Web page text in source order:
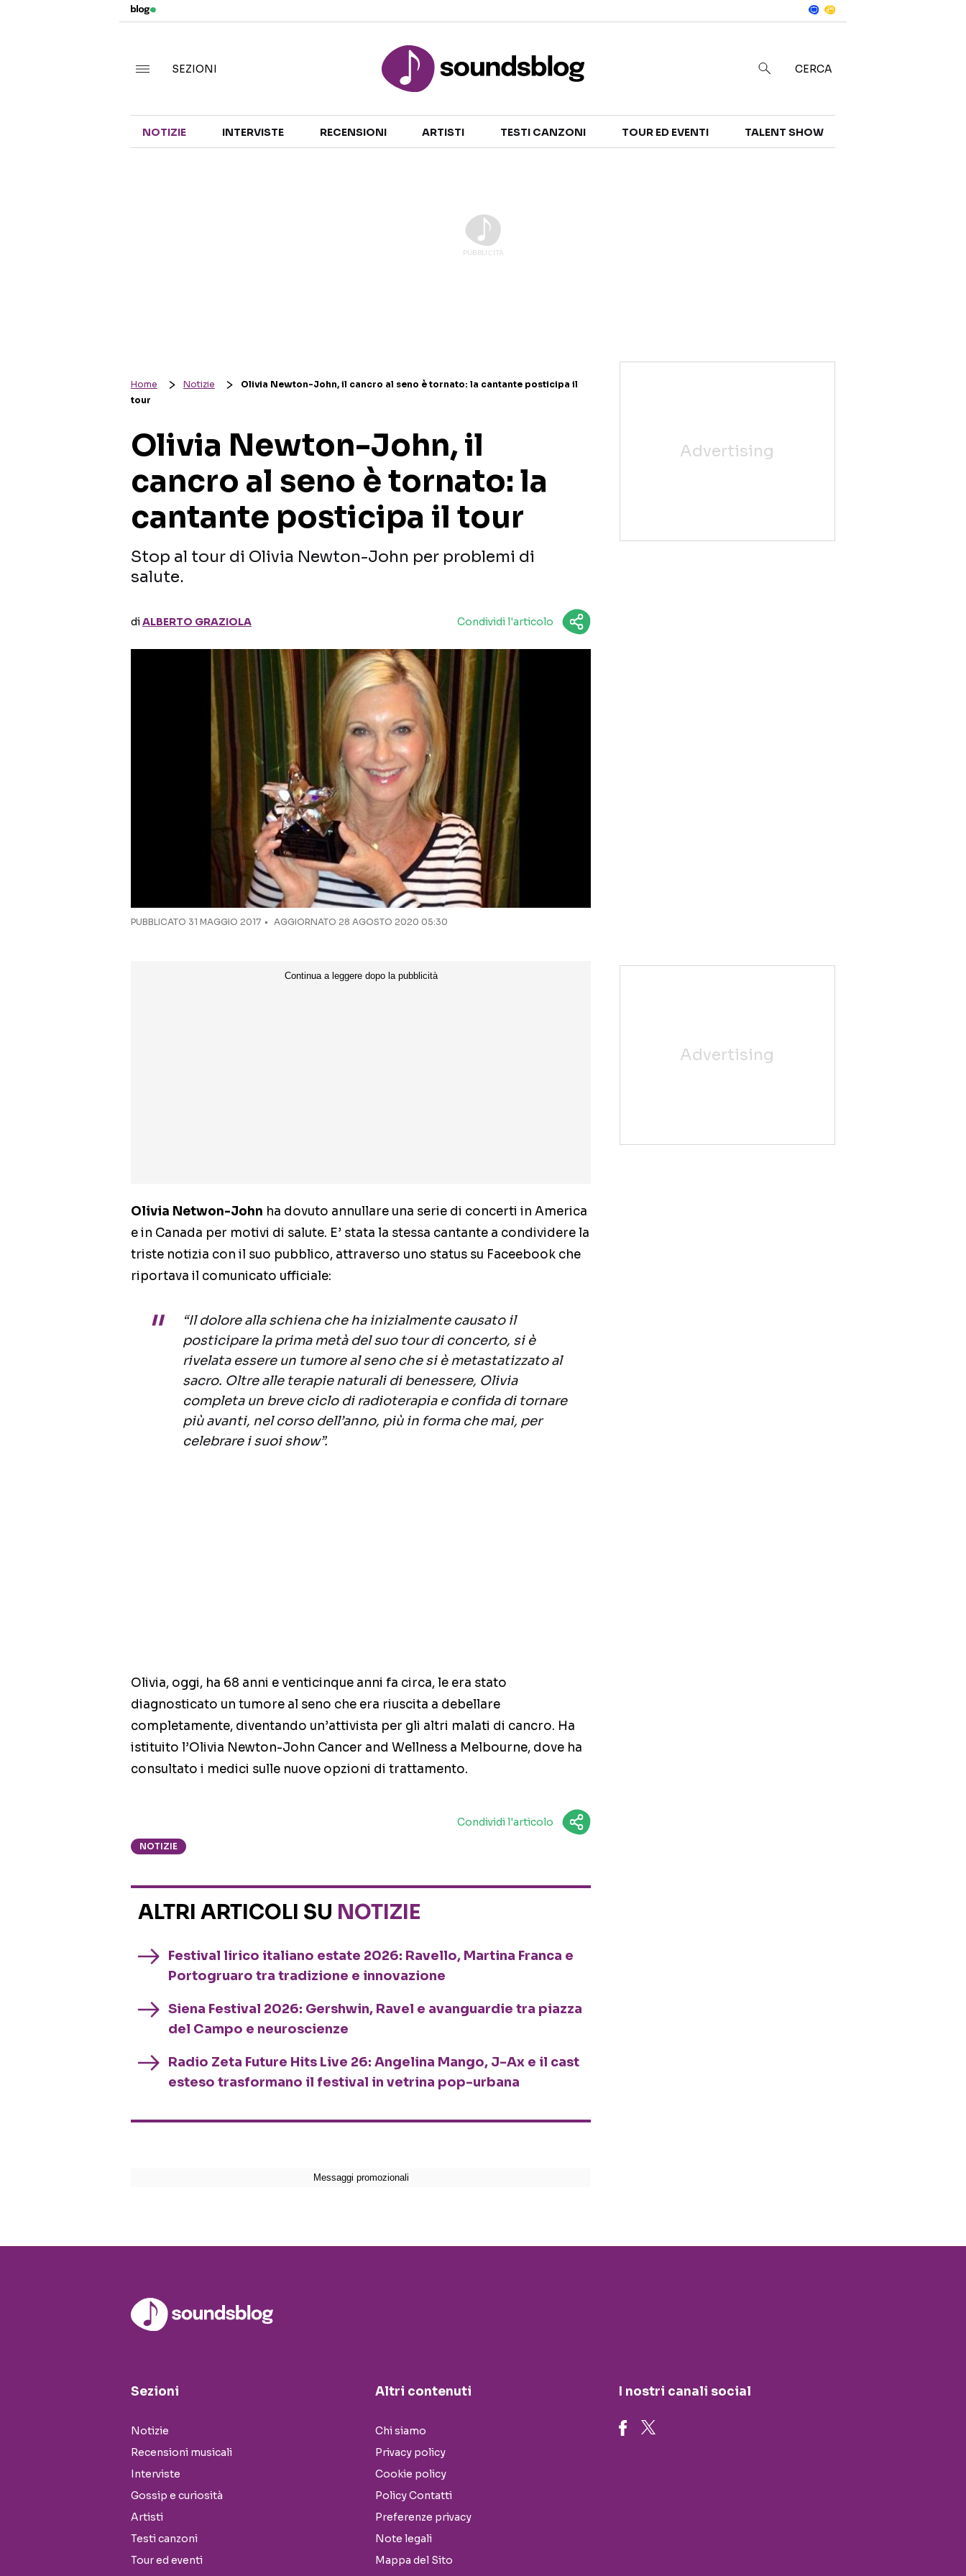
TALENT SHOW
SEZIONI CERCA
NOTIZIE INTERVISTE RECENSIONI ARTISTI TESTI CANZONI TOUR ED EVENTI TALENT SHOW
Home Notizie
Olivia Newton-John, il cancro al seno è tornato: la cantante posticipa il
tour
Olivia Newton-John, il
cancro al seno è tornato: la
cantante posticipa il tour
Stop al tour di Olivia Newton-John per problemi di
salute.
diALBERTO GRAZIOLA Condividi l'articolo
PUBBLICATO 31 MAGGIO 2017 AGGIORNATO 28 AGOSTO 2020 05:30
Olivia Netwon-John ha dovuto annullare una serie di concerti in America
e in Canada per motivi di salute. E’ stata la stessa cantante a condividere la
triste notizia con il suo pubblico, attraverso uno status su Faceebook che
riportava il comunicato ufficiale:
“Il dolore alla schiena che ha inizialmente causato il
posticipare la prima metà del suo tour di concerto, si è
rivelata essere un tumore al seno che si è metastatizzato al
sacro. Oltre alle terapie naturali di benessere, Olivia
completa un breve ciclo di radioterapia e confida di tornare
più avanti, nel corso dell’anno, più in forma che mai, per
celebrare i suoi show”.
Olivia, oggi, ha 68 anni e venticinque anni fa circa, le era stato
diagnosticato un tumore al seno che era riuscita a debellare
completamente, diventando un’attivista per gli altri malati di cancro. Ha
istituito l’Olivia Newton-John Cancer and Wellness a Melbourne, dove ha
consultato i medici sulle nuove opzioni di trattamento.
Condividi l'articolo
NOTIZIE
ALTRI ARTICOLI SU NOTIZIE
Festival lirico italiano estate 2026: Ravello, Martina Franca e
Portogruaro tra tradizione e innovazione
Siena Festival 2026: Gershwin, Ravel e avanguardie tra piazza
del Campo e neuroscienze
Radio Zeta Future Hits Live 26: Angelina Mango, J-Ax e il cast
esteso trasformano il festival in vetrina pop-urbana
Sezioni
Notizie
Recensioni musicali
Interviste
Gossip e curiosità
Artisti
Testi canzoni
Tour ed eventi
Altri contenuti
Chi siamo
Privacy policy
Cookie policy
Policy Contatti
Preferenze privacy
Note legali
Mappa del Sito
I nostri canali social